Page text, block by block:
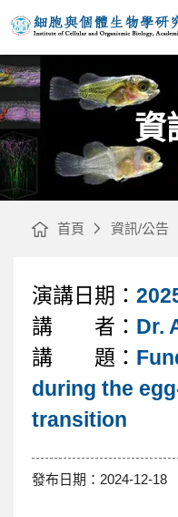
秉
毅
Performance
Liquid
Chromatography:
FPLC
原
理
與
應
用
｜
央
研
細
胞
與
個
生
物
學
研
究
所
網
站
主
選
資
首頁 資訊/公告
文
章
內
容
演講日期：
講 者： Dr.
講 題：
during the
transition
發布日期： 2024-12-18